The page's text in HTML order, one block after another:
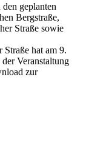
geplanten
Bergstraße,
Straße sowie
Straße hat am 9.
Veranstaltung
zur